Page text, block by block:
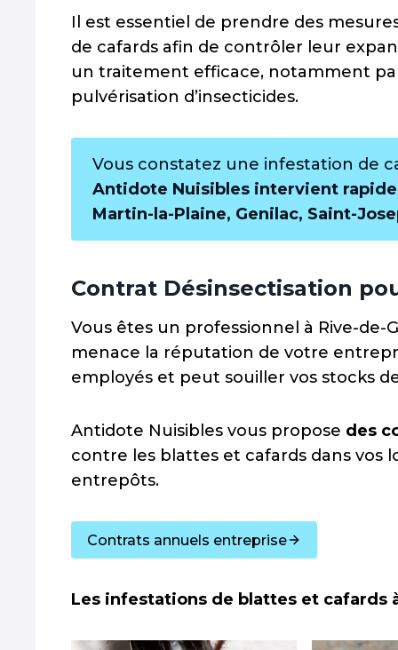
Il est essentiel de prendre des
de cafards afin de contrôler leur
un traitement efficace, notamment
pulvérisation d’insecticides.
Vous constatez une infestation de
Antidote Nuisibles intervient
Martin-la-Plaine, Genilac, Saint-
Contrat Désinsectisation
Vous êtes un professionnel à Rive-
menace la réputation de votre
employés et peut souiller vos stocks
Antidote Nuisibles vous propose des
contre les blattes et cafards dans vos
entrepôts.
Contrats annuels entreprise
Les infestations de blattes et cafards